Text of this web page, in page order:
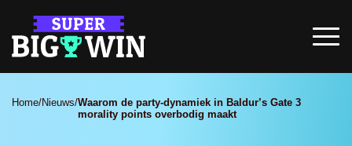
Home/Nieuws/Waarom de party-dynamiek in Baldur’s Gate 3
morality points overbodig maakt